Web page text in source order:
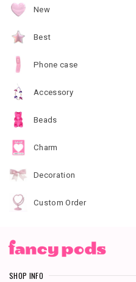
New
Best
Phone case
Accessory
Beads
Charm
Decoration
Custom Order
SHOP INFO